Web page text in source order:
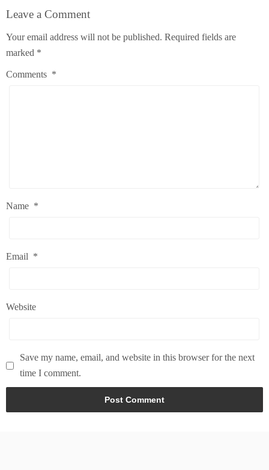
Leave a Comment
Your email address will not be published. Required fields are
marked *
Comments *
Name *
Email *
Website
Save my name, email, and website in this browser for the next
time I comment.